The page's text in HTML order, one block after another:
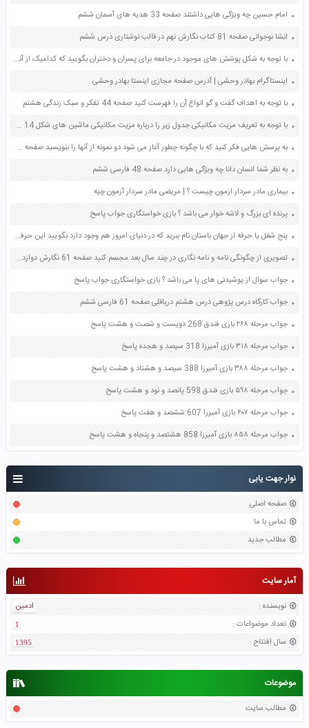
نوار جهت یابی
صفحه اصلی
تماس با ما
مطالب جدید
آمار سایت
نویسنده :
ادمین
تعداد موضواعات :
1
سال افتتاح :
1395
موضوعات
مطالب سایت
امام حسین چه ویژگی هایی داشتند صفحه 33 هدیه های آسمان ششم
انشا نوجوانی صفحه 81 کتاب نگارش نهم در قالب نوشتاری درس ششم
با توجه به شکل پوشش های موجود در جامعه برای پسران و دختران بگویید که کدامیک از آنها عفت افراد را بیشتر تضمین می کند؟ صفحه 141 دین و زندگی دهم
اینستاگرام بهادر وحشی | آدرس صفحه مجازی اینستا بهادر وحشی
با توجه به اهداف گفت و گو انواع آن را فهرست کنید صفحه 44 تفکر و سبک زندگی هشتم
با توجه به تعریف مزیت مکانیکی جدول زیر را درباره مزیت مکانیکی ماشین های شکل 14 کامل کنید صفحه 98 علوم نهم
به پرسش هایی فکر کنید که با چگونه چطور آغاز می شود دو نمونه از آنها را بنویسید صفحه 44 تفکر و پژوهش ششم
به نظر شما انسان دانا چه ویژگی هایی دارد صفحه 48 فارسی ششم
بیماری مادر سردار ازمون چیست ؟ | مریضی مادر سردار آزمون چیه
پرنده ای بزرگ و لاشه خوار می باشد ؟ بازی خواستگاری جواب پاسخ
پنج شغل یا حرفه از جهان باستان نام ببرید که در دنیای امروز هم وجود دارد بگویید این حرفه ها چه تغییری نسبت به آن زمان داشته اند صفحه 138 پیام های آسمان هفتم
تصویری از چگونگی نامه و نامه نگاری در چند سال بعد مجسم کنید صفحه 61 نگارش دوازدهم
جواب سوال از پوشیدنی های پا می باشد ؟ بازی خواستگاری جواب پاسخ
جواب کارگاه درس پژوهی درس هشتم دریاقلی صفحه 61 فارسی ششم
جواب مرحله ۲۶۸ بازی فندق 268 دویست و شصت و هشت پاسخ
جواب مرحله ۳۱۸ بازی آمیرزا 318 سیصد و هجده پاسخ
جواب مرحله ۳۸۸ بازی آمیرزا 388 سیصد و هشتاد و هشت پاسخ
جواب مرحله ۵۹۸ بازی فندق 598 پانصد و نود و هشت پاسخ
جواب مرحله ۶۰۷ بازی آمیرزا 607 ششصد و هفت پاسخ
جواب مرحله ۸۵۸ بازی آمیرزا 858 هشتصد و پنجاه و هشت پاسخ